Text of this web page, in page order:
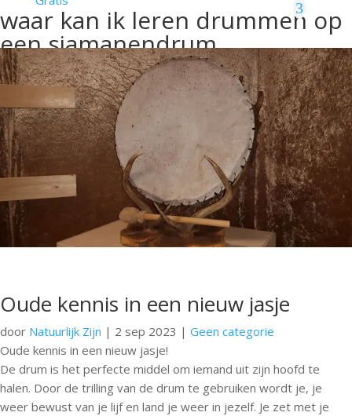
waar kan ik leren drummen op
een sjamanendrum
Oude kennis in een nieuw jasje
door Natuurlijk Zijn | 2 sep 2023 | Geen categorie
Oude kennis in een nieuw jasje!
De drum is het perfecte middel om iemand uit zijn hoofd te
halen. Door de trilling van de drum te gebruiken wordt je, je
weer bewust van je lijf en land je weer in jezelf. Je zet met je